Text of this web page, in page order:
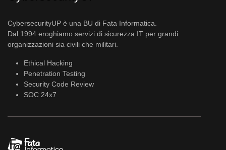
CybersecurityUP è una BU di Fata Informatica.
Dal 1994 eroghiamo servizi di sicurezza IT per grandi
organizzazioni sia civili che militari.
Ethical Hacking
Penetration Testing
Security Code Review
SOC 24x7